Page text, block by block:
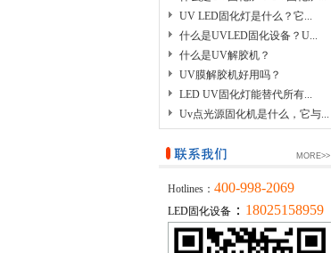
UV LED固化灯是什么？它...
什么是UVLED固化设备？U...
什么是UV解胶机？
UV膜解胶机好用吗？
LED UV固化灯能替代所有...
Uv点光源固化机是什么，它与...
MORE>>
Hotlines： 400-998-2069
LED固化设备 ： 18025158959